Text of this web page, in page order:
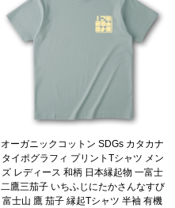
オーガニックコットン SDGs カタカナ
タイポグラフィ プリントTシャツ メン
ズ レディース 和柄 日本縁起物 一富士
二鷹三茄子 いちふじにたかさんなすび
富士山 鷹 茄子 縁起Tシャツ 半袖 有機